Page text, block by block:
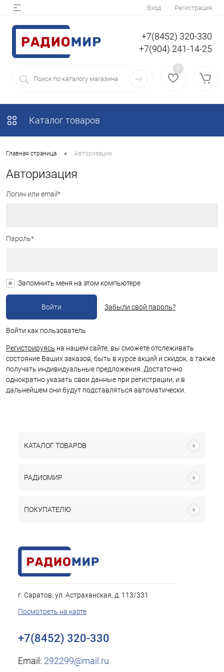
Вход Регистрация
+7(8452) 320-330
+7(904) 241-14-25
0
Каталог товаров
Главная страница • Авторизация
Авторизация
Логин или email*
Пароль*
Запомнить меня на этом компьютере
Забыли свой пароль?
Войти как пользователь
Регистрируясь на нашем сайте, вы сможете отслеживать
состояние Ваших заказов, быть в курсе акций и скидок, а также
получать индивидуальные предложения. Достаточно
однократно указать свои данные при регистрации, и в
дальнейшем они будут подставляться автоматически.
КАТАЛОГ ТОВАРОВ
РАДИОМИР
ПОКУПАТЕЛЮ
г. Саратов, ул. Астраханская, д. 113/331
Посмотреть на карте
+7(8452) 320-330
Email: 292299@mail.ru